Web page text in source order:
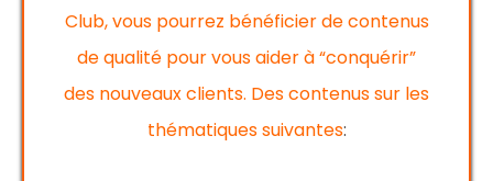
Club, vous pourrez bénéficier de contenus
de qualité pour vous aider à “conquérir”
des nouveaux clients. Des contenus sur les
thématiques suivantes: